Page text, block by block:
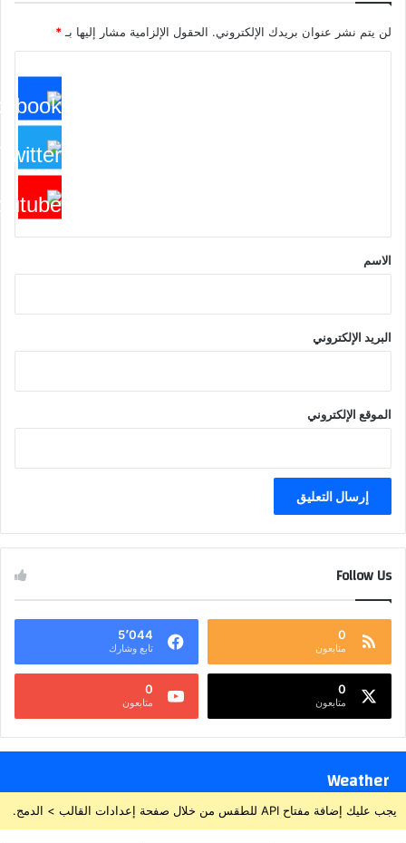
لن يتم نشر عنوان بريدك الإلكتروني. الحقول الإلزامية مشار إليها بـ *
*
الاسم
البريد الإلكتروني
الموقع الإلكتروني
Follow Us
0
متابعون
5٬044
تابع وشارك
0
متابعون
0
متابعون
Weather
يجب عليك إضافة مفتاح API للطقس من خلال صفحة إعدادات القالب > الدمج.